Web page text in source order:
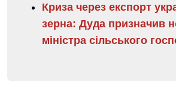
Криза через експорт
зерна: Дуда призначив
міністра сільського